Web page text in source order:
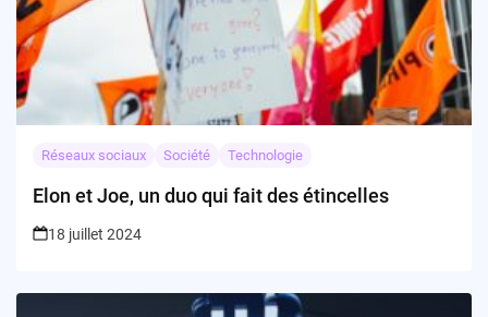
Réseaux sociaux Société Technologie
Elon et Joe, un duo qui fait des étincelles
18 juillet 2024